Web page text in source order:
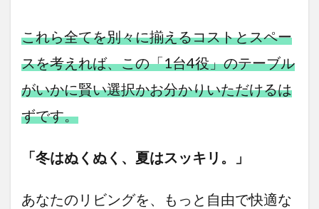
これら全てを別々に揃えるコストとスペー
スを考えれば、この「1台4役」のテーブル
がいかに賢い選択かお分かりいただけるは
ずです。
「冬はぬくぬく、夏はスッキリ。」
あなたのリビングを、もっと自由で快適な